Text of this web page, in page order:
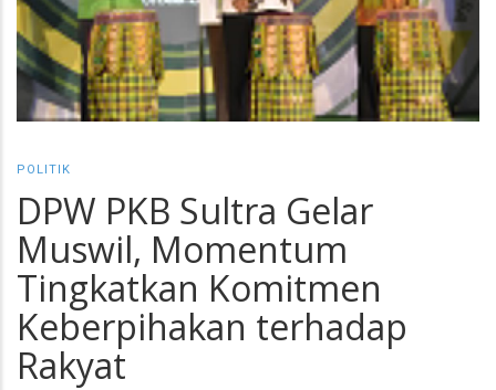
POLITIK
DPW PKB Sultra Gelar
Muswil, Momentum
Tingkatkan Komitmen
Keberpihakan terhadap
Rakyat